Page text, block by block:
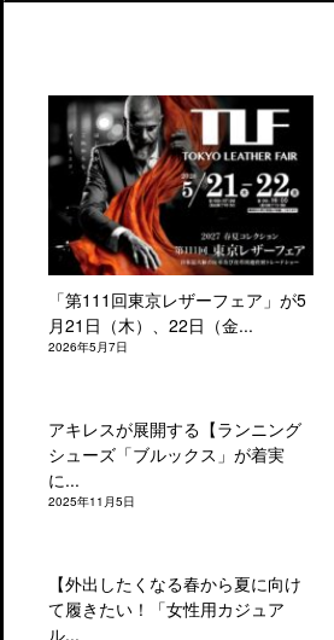
「第111回東京レザーフェア」が5
月21日（木）、22日（金...
2026年5月7日
アキレスが展開する【ランニング
シューズ「ブルックス」が着実
に...
2025年11月5日
【外出したくなる春から夏に向け
て履きたい！「女性用カジュア
ル...